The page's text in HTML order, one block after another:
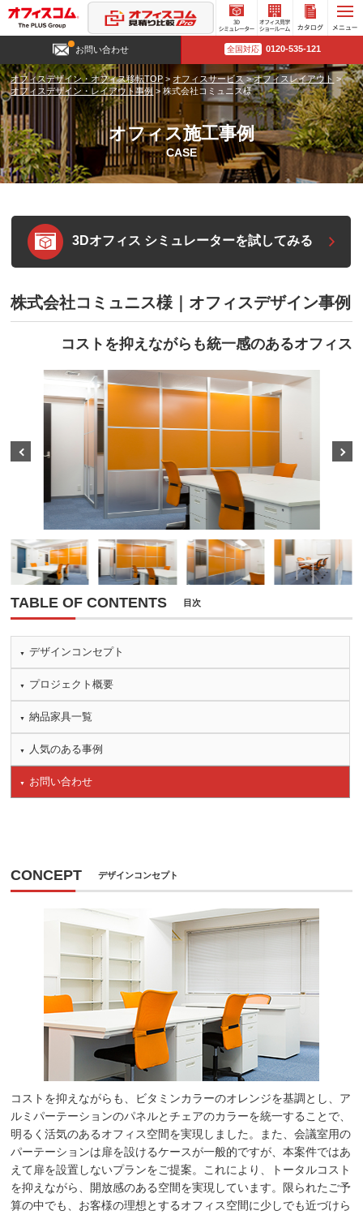
3D
シミュ
レータ
ー
オフィ
ス見学
ショー
ルーム
お問い合わせ 全国対応 0120-535-121
オフィスデザイン・オフィス移転TOP > オフィスサービス>オフィスレイアウト >
オフィスデザイン・レイアウト事例 >株式会社コミュニス様
オフィス施工事例
CASE
3Dオフィス シミュレーターを試してみる
株式会社コミュニス様｜オフィスデザイン事例
コストを抑えながらも統一感のあるオフィス
TABLE OF CONTENTS 目次
デザインコンセプト
プロジェクト概要
納品家具一覧
人気のある事例
お問い合わせ
CONCEPT デザインコンセプト
コストを抑えながらも、ビタミンカラーのオレンジを基調とし、ア
ルミパーテーションのパネルとチェアのカラーを統一することで、
明るく活気のあるオフィス空間を実現しました。また、会議室用の
パーテーションは扉を設けるケースが一般的ですが、本案件ではあ
えて扉を設置しないプランをご提案。これにより、トータルコスト
を抑えながら、開放感のある空間を実現しています。限られたご予
算の中でも、お客様の理想とするオフィス空間に少しでも近づけら